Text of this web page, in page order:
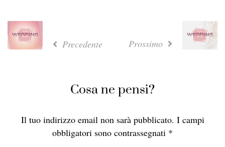
Precedente Prossimo
Cosa ne pensi?
Il tuo indirizzo email non sarà pubblicato. I campi
obbligatori sono contrassegnati *